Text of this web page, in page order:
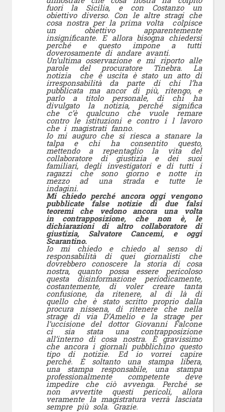
fuori la Sicilia, e con Costanzo un
obiettivo diverso. Con le altre stragi che
cosa nostra per la prima volta colpisce
un obiettivo apparentemente
insignificante. E allora bisogna chiedersi
perché e questo impone a tutti
doverosamente di andare avanti.
Un’ultima osservazione e mi riporto alle
parole del procuratore Tinebra. La
notizia che è uscita è stato un atto di
irresponsabilità da parte di chi l’ha
pubblicata ma ancor di più, ritengo, e
parlo a titolo personale, di chi ha
divulgato la notizia, perché significa
che c’è qualcuno che vuole remare
contro le istituzioni e contro i l lavoro
che i magistrati fanno.
Io mi auguro che si riesca a stanare la
talpa e chi ha consentito questo,
mettendo a repentaglio la vita del
collaboratore di giustizia e dei suoi
familiari, degli investigatori e di tutti i
ragazzi che sono giorno e notte in
mezzo ad una strada e tutte le
indagini.
Mi chiedo perché ancora oggi vengono
pubblicate false notizie di due falsi
teoremi che vedono ancora una volta
in contrapposizione, che non è, le
dichiarazioni di altro collaboratore di
giustizia, Salvatore Cancemi, e oggi
Scarantino.
Io mi chiedo e chiedo al senso di
responsabilità di quei giornalisti che
dovrebbero conoscere la storia di cosa
nostra, quanto possa essere pericoloso
questa disinformazione periodicamente,
costantemente, di voler creare tanta
confusione, da ritenere, al di là di
quello che è stato scritto proprio dalla
procura nissena, di ritenere che nella
strage di via D’Amelio e la strage per
l’uccisione del dottor Giovanni Falcone
ci sia stata una contrapposizione
all’interno di cosa nostra. È gravissimo
che ancora i giornali pubblichino questo
tipo di notizie. Ed io vorrei capire
perché. È soltanto una stampa libera,
una stampa responsabile, una stampa
professionalmente competente deve
impedire che ciò avvenga. Perché se
non avvertite questi pericoli, allora
veramente la magistratura verrà lasciata
sempre più sola. Grazie.